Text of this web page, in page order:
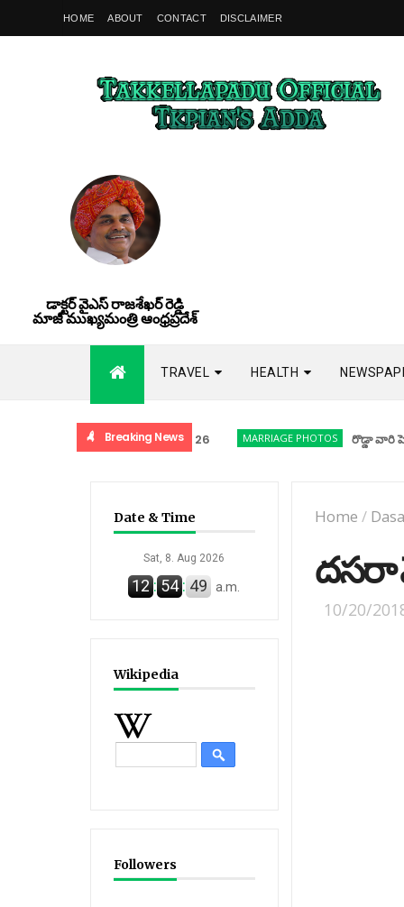
HOME ABOUT CONTACT DISCLAIMER
డాక్టర్ వైఎస్ రాజశేఖర్ రెడ్డి
మాజీ ముఖ్యమంత్రి ఆంధ్రప్రదేశ్
TRAVEL HEALTH
Breaking News MARRIAGE PHOTOS రొడ్డా వారి పెళ్లి
Date & Time
Sat, 8. Aug 2026
12 :54 : 50 a.m.
Wikipedia
Followers
Home /
దసరా
10/20/